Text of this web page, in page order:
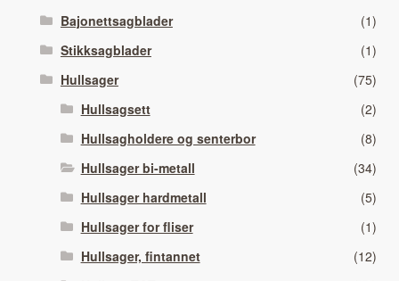
Bajonettsagblader
(1)
Stikksagblader
(1)
Hullsager
(75)
Hullsagsett
(2)
Hullsagholdere og senterbor
(8)
Hullsager bi-metall
(34)
Hullsager hardmetall
(5)
Hullsager for fliser
(1)
Hullsager, fintannet
(12)